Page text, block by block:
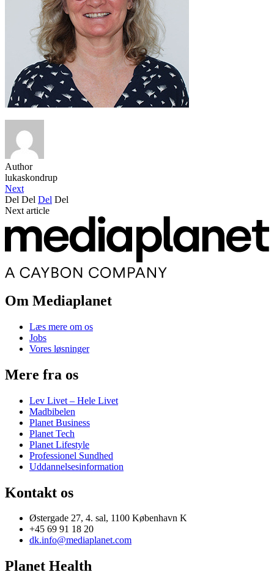
Author
lukaskondrup
Next
Del Del Del Del
Next article
Om Mediaplanet
Læs mere om os
Jobs
Vores løsninger
Mere fra os
Lev Livet – Hele Livet
Madbibelen
Planet Business
Planet Tech
Planet Lifestyle
Professionel Sundhed
Uddannelsesinformation
Kontakt os
Østergade 27, 4. sal, 1100 København K
+45 69 91 18 20
dk.info@mediaplanet.com
Planet Health